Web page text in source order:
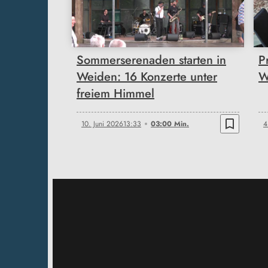
03:00
Sommerserenaden starten in
Weiden: 16 Konzerte unter
freiem Himmel
10. Juni 202613:33 03:00 Min. bookmark_border